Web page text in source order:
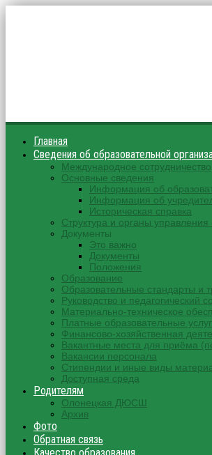
Главная
Сведения об образовательной
Международное сотрудничество
Основные сведения
Информация об
Информация об
Историческая справка
Структура и органы
Документы
Это важно
Документы
Положения
Образование
Образовательные стандарты и
Руководство и педагогический
Материально-техническое
Платные образовательные
Финансово-хозяйственная
Вакантные места для приёма
Вакансии персонала
Стипендии и иные виды
Доступная среда
Родителям
Олонецкая ДЮСШ
Архив
Фото
Обратная связь